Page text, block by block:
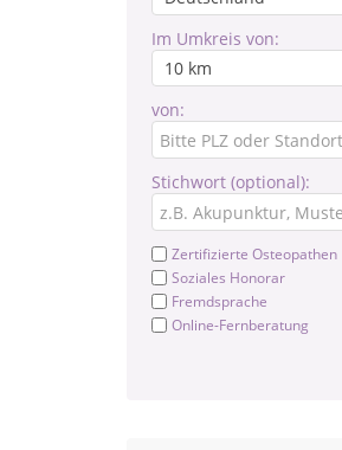
Im Umkreis von:
von:
Stichwort (optional):
Zertifizierte Osteopathen
Soziales Honorar
Fremdsprache
Online-Fernberatung